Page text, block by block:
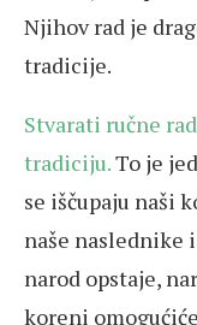
Njihov rad je
tradicije.
Stvarati ručne
tradiciju.To je
se iščupaju naši
naše naslednike
narod opstaje,
koreni